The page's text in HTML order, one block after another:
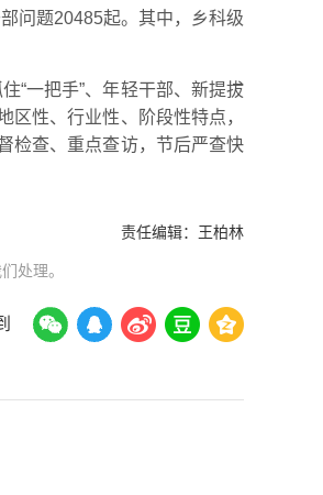
问题20485起。其中，乡科级
“一把手”、年轻干部、新提拔
性、行业性、阶段性特点，
检查、重点查访，节后严查快
责任编辑： 王柏林
处理。